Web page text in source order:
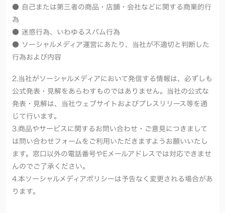
● 自己または第三者の商品・店舗・会社などに関する商業的行
為
● 迷惑行為、いわゆるスパム行為
● ソーシャルメディア運営にあたり、当社が不適切と判断した
行為および内容
2.当社がソーシャルメディアにおいて発信する情報は、必ずしも
公式発表・見解をあらわすものではありません。当社の公式な
発表・見解は、当社ウェブサイトおよびプレスリリース等を通
じて行います。
3.商品やサービスに関するお問い合わせ・ご意見につきまして
は問い合わせフォームをご利用いただきますようお願いいたし
ます。窓口以外の電話番号やEメールアドレスでは対応できませ
んのでご了承ください。
4.本ソーシャルメディアポリシーは予告なく変更される場合があ
ります。